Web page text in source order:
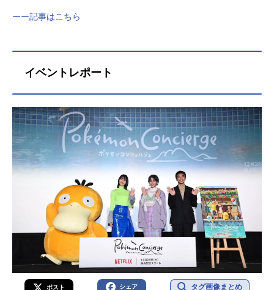
ーー記事はこちら
イベントレポート
ポスト シェア タグ画像まとめ